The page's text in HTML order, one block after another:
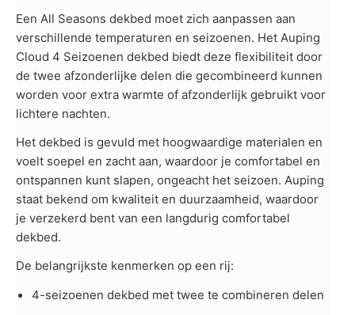
Een All Seasons dekbed moet zich aanpassen aan
verschillende temperaturen en seizoenen. Het Auping
Cloud 4 Seizoenen dekbed biedt deze flexibiliteit door
de twee afzonderlijke delen die gecombineerd kunnen
worden voor extra warmte of afzonderlijk gebruikt voor
lichtere nachten.
Het dekbed is gevuld met hoogwaardige materialen en
voelt soepel en zacht aan, waardoor je comfortabel en
ontspannen kunt slapen, ongeacht het seizoen. Auping
staat bekend om kwaliteit en duurzaamheid, waardoor
je verzekerd bent van een langdurig comfortabel
dekbed.
De belangrijkste kenmerken op een rij:
4-seizoenen dekbed met twee te combineren delen